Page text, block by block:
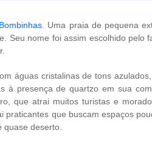
Bombinhas . Uma praia de pequena
Seu nome foi assim escolhido pelo
águas cristalinas de tons
à presença de quartzo em sua
que atrai muitos turistas e
praticantes que buscam espaços
deserto.